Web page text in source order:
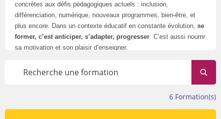
concrètes aux défis pédagogiques actuels : inclusion,
différenciation, numérique, nouveaux programmes, bien-être, et
plus encore. Dans un contexte éducatif en constante évolution, se
former, c’est anticiper, s’adapter, progresser. C’est aussi nourrir
sa motivation et son plaisir d’enseigner.
évolue tout au long de l’année.
Avant de vous inscrire, veillez à prendre connaissance des
6 Formation(s)